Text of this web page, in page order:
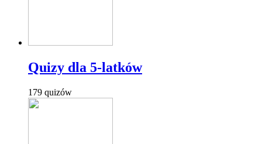
Quizy dla 5-latków
179 quizów